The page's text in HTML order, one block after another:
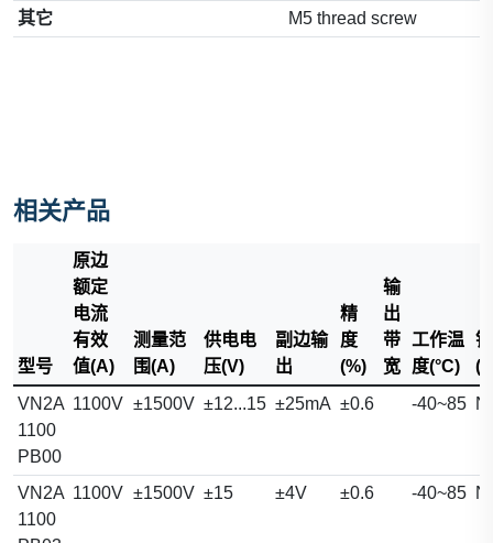
其它
M5 thread screw
相关产品
型号
原边
额定
电流
有效
值(A)
测量范
围(A)
供电电
压(V)
副边输
出
精
度
(%)
输
出
带
宽
工作温
度(°C)
VN2A
1100
PB00
1100V ±1500V ±12...15 ±25mA ±0.6 -40~85
VN2A
1100
1100V ±1500V ±15 ±4V ±0.6 -40~85